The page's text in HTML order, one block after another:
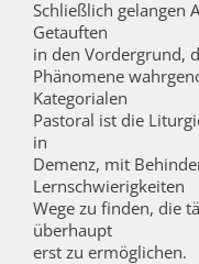
Schließlich gelangen
Getauften
in den Vordergrund,
Phänomene
Kategorialen
Pastoral ist die
in
Demenz, mit
Lernschwierigkeiten
Wege zu finden, die
überhaupt
erst zu ermöglichen.